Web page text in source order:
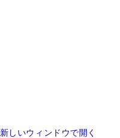
新しいウィンドウで開く